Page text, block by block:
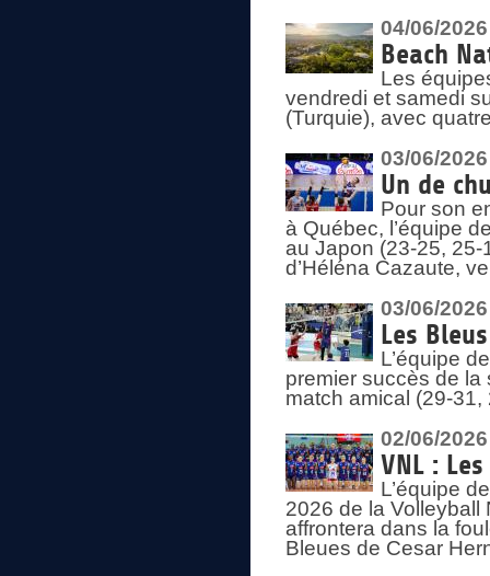
04/06/2026
Beach
Les
vendredi et samedi
(Turquie), avec
03/06/2026
Un de
Pour son
à Québec, l’équipe
au Japon (23-25,
d’Héléna Cazaute,
03/06/2026
Les
L’équipe
premier succès de la
match amical (29-
02/06/2026
VNL :
L’équipe
2026 de la
affrontera dans la
Bleues de Cesar